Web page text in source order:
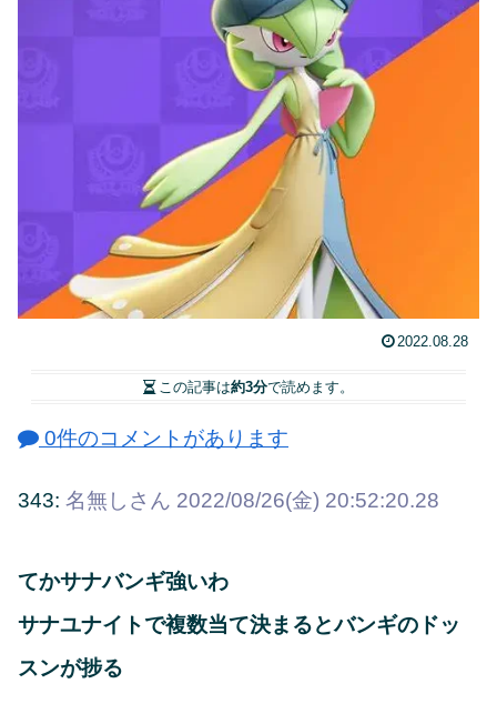
2022.08.28
この記事は約3分で読めます。
0件のコメントがあります
343: 名無しさん 2022/08/26(金) 20:52:20.28
てかサナバンギ強いわ
サナユナイトで複数当て決まるとバンギのドッ
スンが捗る